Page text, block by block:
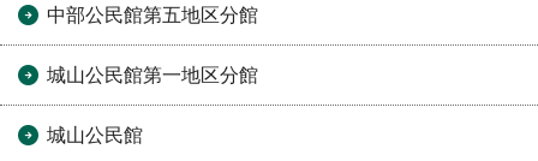
中部公民館第五地区分館
城山公民館第一地区分館
城山公民館